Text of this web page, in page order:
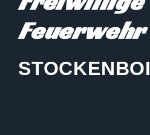
Feuerwehr
STOCKENBOI